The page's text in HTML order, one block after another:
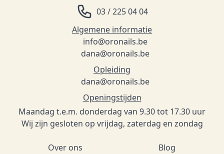
03 / 225 04 04
Algemene informatie
info@oronails.be
dana@oronails.be
Opleiding
dana@oronails.be
Openingstijden
Maandag t.e.m. donderdag van 9.30 tot 17.30 uur
Wij zijn gesloten op vrijdag, zaterdag en zondag
Over ons
Blog